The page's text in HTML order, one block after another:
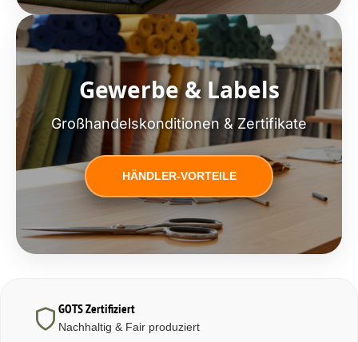
Gewerbe & Labels
Großhandelskonditionen & Zertifikate
HÄNDLER-VORTEILE
GOTS Zertifiziert
Nachhaltig & Fair produziert